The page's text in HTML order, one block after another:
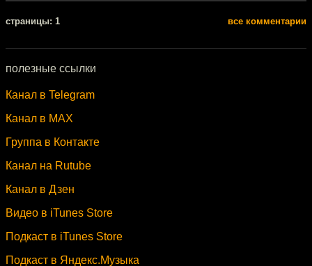
cтраницы: 1 все комментарии
полезные ссылки
Канал в Telegram
Канал в MAX
Группа в Контакте
Канал на Rutube
Канал в Дзен
Видео в iTunes Store
Подкаст в iTunes Store
Подкаст в Яндекс.Музыка